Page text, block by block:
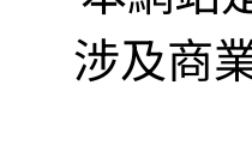
涉及商